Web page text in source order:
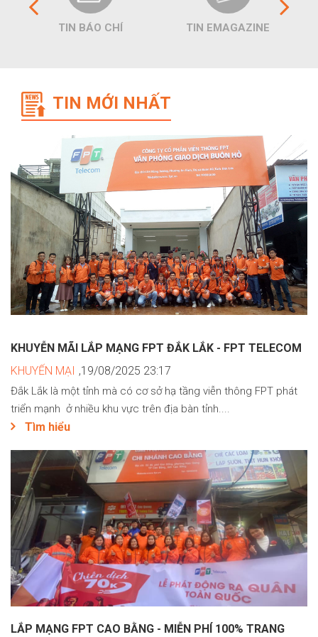
TIN BÁO CHÍ TIN EMAGAZINE
TIN MỚI NHẤT
KHUYỄN MÃI LẮP MẠNG FPT ĐẮK LẮK - FPT TELECOM
KHUYẾN MẠI ,19/08/2025 23:17
Đắk Lắk là một tỉnh mà có cơ sở hạ tầng viễn thông FPT phát
triển mạnh ở nhiều khu vực trên địa bàn tỉnh....
Tìm hiểu
LẮP MẠNG FPT CAO BẰNG - MIỄN PHÍ 100% TRANG